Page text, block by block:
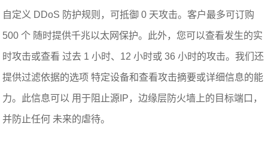
自定义 DDoS 防护规则，可抵御 0 天攻击。客户最多可订购
500 个 随时提供千兆以太网保护。此外，您可以查看发生的实
时攻击或查看 过去 1 小时、12 小时或 36 小时的攻击。我们还
提供过滤依据的选项 特定设备和查看攻击摘要或详细信息的能
力。此信息可以 用于阻止源IP，边缘层防火墙上的目标端口，
并防止任何 未来的虐待。